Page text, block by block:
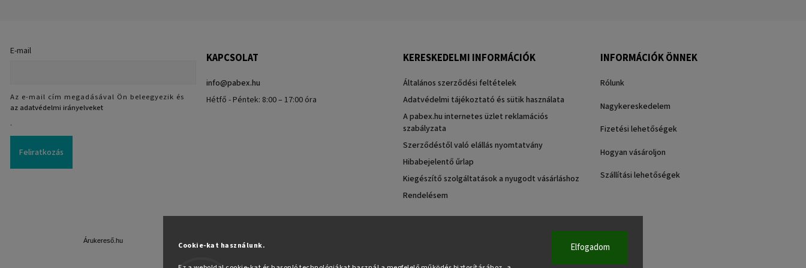
Cookie-kat használunk. Elfogadom
E-mail
Az e-mail cím megadásával Ön beleegyezik és
az adatvédelmi irányelveket
.
Feliratkozás
KAPCSOLAT
info@pabex.hu
Hétfő - Péntek: 8:00 – 17:00 óra
KERESKEDELMI INFORMÁCIÓK
Általános szerződési feltételek
Adatvédelmi tájékoztató és sütik használata
A pabex.hu internetes üzlet reklamációs
szabályzata
Szerződéstől való elállás nyomtatvány
Hibabejelentő űrlap
Kiegészítő szolgáltatások a nyugodt vásárláshoz
Rendelésem
INFORMÁCIÓK ÖNNEK
Rólunk
Nagykereskedelem
Fizetési lehetőségek
Hogyan vásároljon
Szállítási lehetőségek
Árukereső.hu